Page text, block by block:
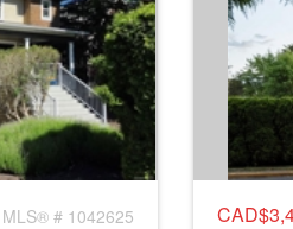
MLS® # 1042625